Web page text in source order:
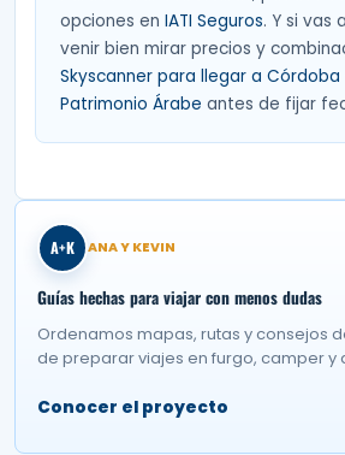
opciones en IATI Seguros. Y si vas
venir bien mirar precios y
Skyscanner para llegar a Córdoba
Patrimonio Árabe antes de fijar
A+K ANA Y KEVIN
Guías hechas para viajar con menos dudas
Ordenamos mapas, rutas y consejos
de preparar viajes en furgo, camper y
Conocer el proyecto